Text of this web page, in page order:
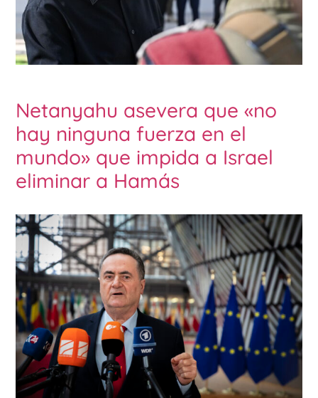
Netanyahu asevera que «no
hay ninguna fuerza en el
mundo» que impida a Israel
eliminar a Hamás